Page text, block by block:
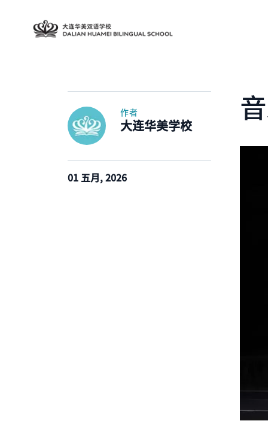
作者
大连华美学校
01 五月, 2026